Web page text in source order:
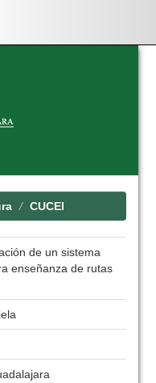
CUCEI
de un sistema
enseñanza de rutas